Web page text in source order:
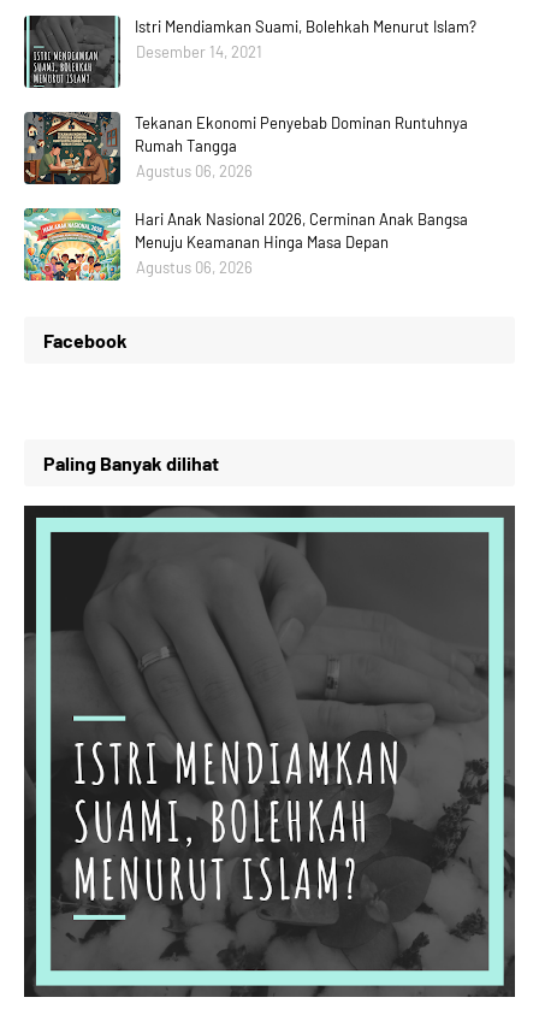
Istri Mendiamkan Suami, Bolehkah Menurut Islam?
Desember 14, 2021
Tekanan Ekonomi Penyebab Dominan Runtuhnya
Rumah Tangga
Agustus 06, 2026
Hari Anak Nasional 2026, Cerminan Anak Bangsa
Menuju Keamanan Hinga Masa Depan
Agustus 06, 2026
Facebook
Paling Banyak dilihat